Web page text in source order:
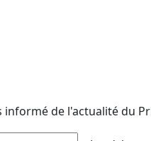
informé de l'actualité du